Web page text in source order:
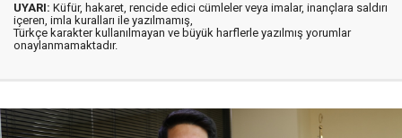
UYARI: Küfür, hakaret, rencide edici cümleler veya imalar, inançlara saldırı
içeren, imla kuralları ile yazılmamış,
Türkçe karakter kullanılmayan ve büyük harflerle yazılmış yorumlar
onaylanmamaktadır.